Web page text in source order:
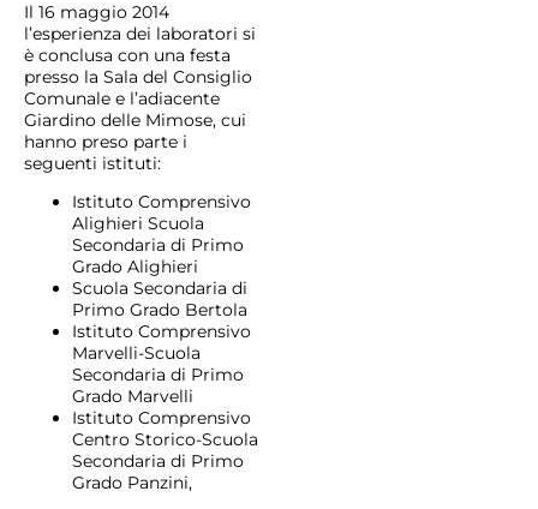
Il 16 maggio 2014
l’esperienza dei laboratori si
è conclusa con una festa
presso la Sala del Consiglio
Comunale e l’adiacente
Giardino delle Mimose, cui
hanno preso parte i
seguenti istituti:
Istituto Comprensivo
Alighieri Scuola
Secondaria di Primo
Grado Alighieri
Scuola Secondaria di
Primo Grado Bertola
Istituto Comprensivo
Marvelli-Scuola
Secondaria di Primo
Grado Marvelli
Istituto Comprensivo
Centro Storico-Scuola
Secondaria di Primo
Grado Panzini,